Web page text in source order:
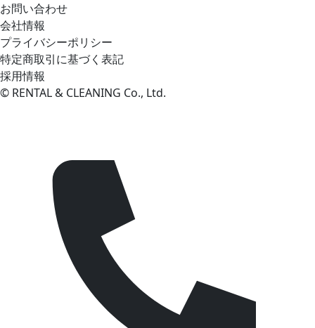
お問い合わせ
会社情報
プライバシーポリシー
特定商取引に基づく表記
採用情報
© RENTAL & CLEANING Co., Ltd.